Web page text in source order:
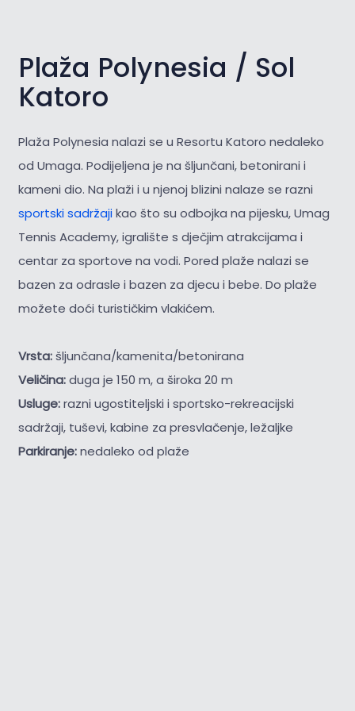
Plaža Polynesia / Sol
Katoro
Plaža Polynesia nalazi se u Resortu Katoro nedaleko
od Umaga. Podijeljena je na šljunčani, betonirani i
kameni dio. Na plaži i u njenoj blizini nalaze se razni
sportski sadržajikao što su odbojka na pijesku, Umag
Tennis Academy, igralište s dječjim atrakcijama i
centar za sportove na vodi. Pored plaže nalazi se
bazen za odrasle i bazen za djecu i bebe. Do plaže
možete doći turističkim vlakićem.
Vrsta:šljunčana/kamenita/betonirana
Veličina:duga je 150 m, a široka 20 m
Usluge:razni ugostiteljski i sportsko-rekreacijski
sadržaji, tuševi, kabine za presvlačenje, ležaljke
Parkiranje:nedaleko od plaže